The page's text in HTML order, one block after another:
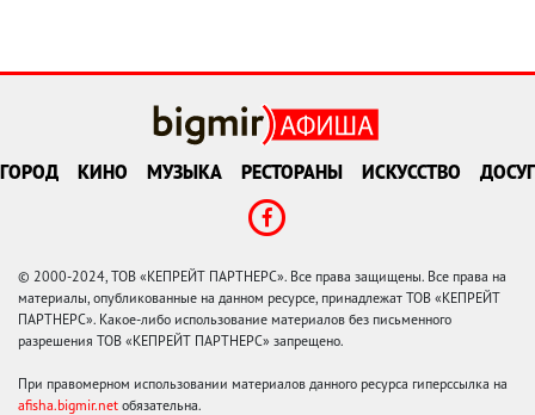
ГОРОД КИНО МУЗЫКА РЕСТОРАНЫ ИСКУССТВО ДОСУГ
© 2000-2024, ТОВ «КЕПРЕЙТ ПАРТНЕРС». Все права защищены. Все права на
материалы, опубликованные на данном ресурсе, принадлежат ТОВ «КЕПРЕЙТ
ПАРТНЕРС». Какое-либо использование материалов без письменного
разрешения ТОВ «КЕПРЕЙТ ПАРТНЕРС» запрещено.
При правомерном использовании материалов данного ресурса гиперссылка на
afisha.bigmir.net обязательна.